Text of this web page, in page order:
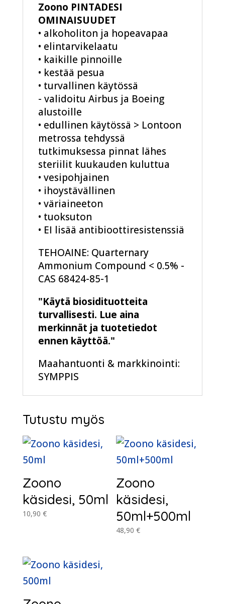
Zoono PINTADESI
OMINAISUUDET
• alkoholiton ja hopeavapaa
• elintarvikelaatu
• kaikille pinnoille
• kestää pesua
• turvallinen käytössä
- validoitu Airbus ja Boeing
alustoille
• edullinen käytössä > Lontoon
metrossa tehdyssä
tutkimuksessa pinnat lähes
steriilit kuukauden kuluttua
• vesipohjainen
• ihoystävällinen
• väriaineeton
• tuoksuton
• EI lisää antibioottiresistenssiä
TEHOAINE: Quarternary
Ammonium Compound < 0.5% -
CAS 68424-85-1
"Käytä biosidituotteita
turvallisesti. Lue aina
merkinnät ja tuotetiedot
ennen käyttöä."
Maahantuonti & markkinointi:
SYMPPIS
Tutustu myös
Zoono
käsidesi, 50ml
10,90 €
Zoono
käsidesi,
50ml+500ml
48,90€